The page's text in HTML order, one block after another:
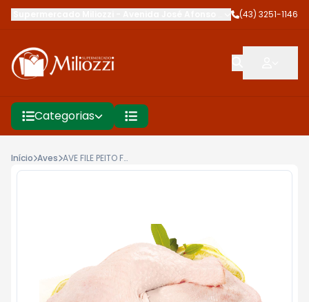
Avenida José Afonso dos Santos,Cambé
(43) 3251-1146
Categorias
Início Aves AVE FILE PEITO FRANGO BDJ SEARA